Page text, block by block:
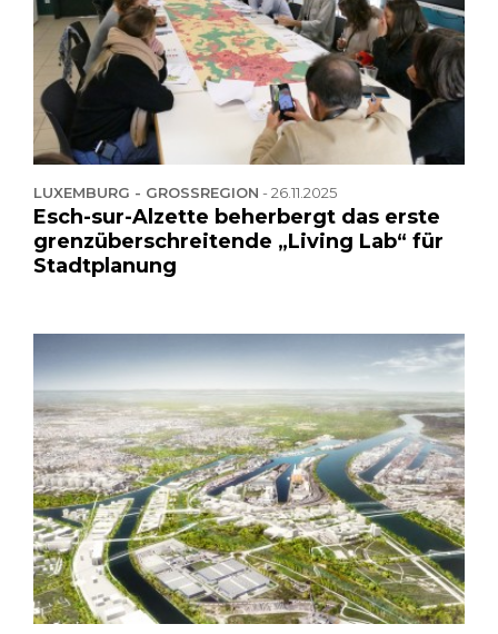
LUXEMBURG - GROSSREGION -26.11.2025
Esch-sur-Alzette beherbergt das erste
grenzüberschreitende „Living Lab“ für
Stadtplanung